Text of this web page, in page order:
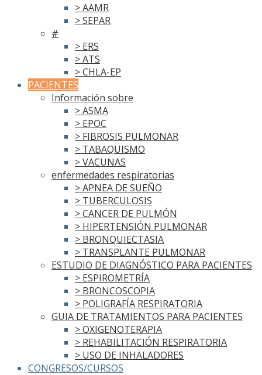
> AAMR
> SEPAR
#
> ERS
> ATS
> CHLA-EP
PACIENTES
Información sobre
> ASMA
> EPOC
> FIBROSIS PULMONAR
> TABAQUISMO
> VACUNAS
enfermedades respiratorias
> APNEA DE SUEÑO
> TUBERCULOSIS
> CANCER DE PULMÓN
> HIPERTENSIÓN PULMONAR
> BRONQUIECTASIA
> TRANSPLANTE PULMONAR
ESTUDIO DE DIAGNÓSTICO PARA PACIENTES
> ESPIROMETRÍA
> BRONCOSCOPIA
> POLIGRAFÍA RESPIRATORIA
GUIA DE TRATAMIENTOS PARA PACIENTES
> OXIGENOTERAPIA
> REHABILITACIÓN RESPIRATORIA
> USO DE INHALADORES
CONGRESOS/CURSOS